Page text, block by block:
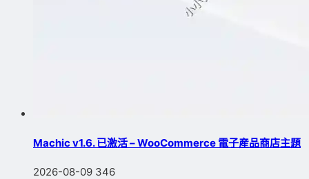
Machic v1.6. 已激活 – WooCommerce 電子産品商店主題
2026-08-09 346